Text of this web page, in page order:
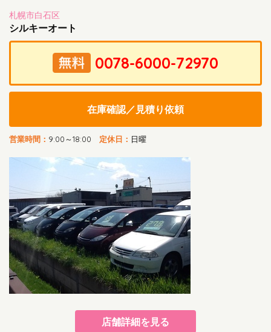
札幌市白石区
シルキーオート
在庫確認／見積り依頼
営業時間： 9:00～18:00 定休日： 日曜
店舗詳細を見る